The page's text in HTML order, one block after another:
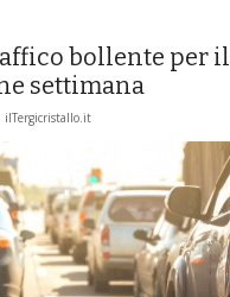
bollente per il
settimana
ilTergicristallo.it